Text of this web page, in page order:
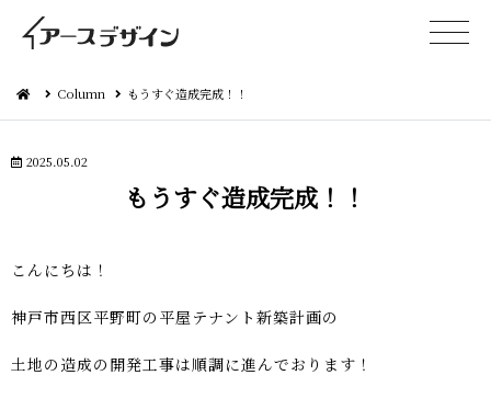
Column もうすぐ造成完成！！
2025.05.02
もうすぐ造成 完 成 ！ ！
こん に ち は ！
神戸市西区平野町の平屋テナント新 築 計 画 の
土地の造成の開発工事は順調に進んでお り ま す ！